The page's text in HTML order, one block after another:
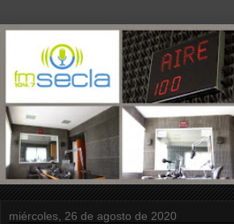
miércoles, 26 de agosto de 2020